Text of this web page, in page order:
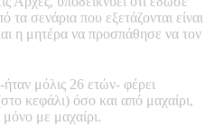
σενάρια που εξετάζονται είναι
η μητέρα να προσπάθησε να τον
μόλις 26 ετών- φέρει
κεφάλι) όσο και από μαχαίρι,
με μαχαίρι.